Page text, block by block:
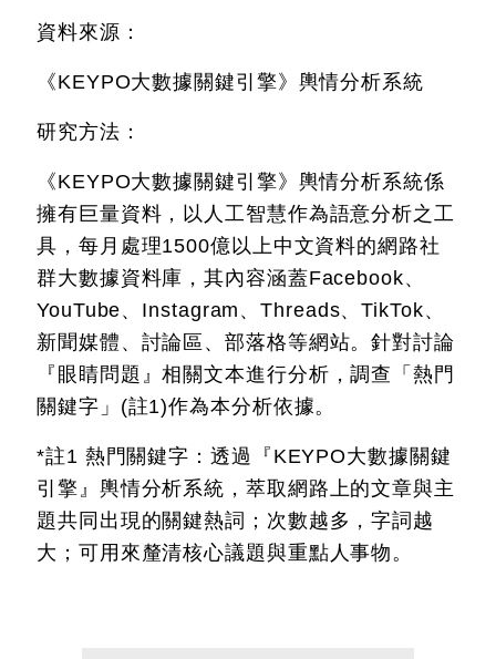
資料來源：
《KEYPO大數據關鍵引擎》輿情分析系統
研究方法：
《KEYPO大數據關鍵引擎》輿情分析系統係
擁有巨量資料，以人工智慧作為語意分析之工
具，每月處理1500億以上中文資料的網路社
群大數據資料庫，其內容涵蓋Facebook、
YouTube、Instagram、Threads、TikTok、
新聞媒體、討論區、部落格等網站。針對討論
『眼睛問題』相關文本進行分析，調查「熱門
關鍵字」(註1)作為本分析依據。
*註1 熱門關鍵字：透過『KEYPO大數據關鍵
引擎』輿情分析系統，萃取網路上的文章與主
題共同出現的關鍵熱詞；次數越多，字詞越
大；可用來釐清核心議題與重點人事物。